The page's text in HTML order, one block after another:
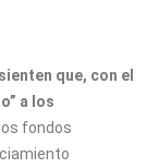
que, con el
a los
fondos